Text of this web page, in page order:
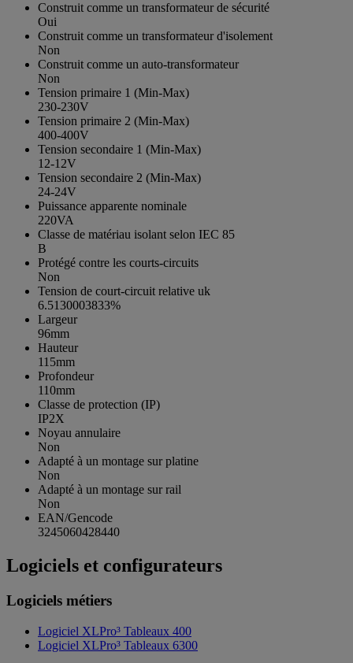
Construit comme un transformateur de sécurité
Oui
Construit comme un transformateur d'isolement
Non
Construit comme un auto-transformateur
Non
Tension primaire 1 (Min-Max)
230-230V
Tension primaire 2 (Min-Max)
400-400V
Tension secondaire 1 (Min-Max)
12-12V
Tension secondaire 2 (Min-Max)
24-24V
Puissance apparente nominale
220VA
Classe de matériau isolant selon IEC 85
B
Protégé contre les courts-circuits
Non
Tension de court-circuit relative uk
6.5130003833%
Largeur
96mm
Hauteur
115mm
Profondeur
110mm
Classe de protection (IP)
IP2X
Noyau annulaire
Non
Adapté à un montage sur platine
Non
Adapté à un montage sur rail
Non
EAN/Gencode
3245060428440
Logiciels et configurateurs
Logiciels métiers
Logiciel XLPro³ Tableaux 400
Logiciel XLPro³ Tableaux 6300